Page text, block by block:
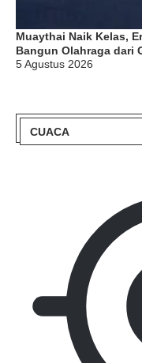
Muaythai Naik Kelas,
Bangun Olahraga dari
5 Agustus 2026
CUACA